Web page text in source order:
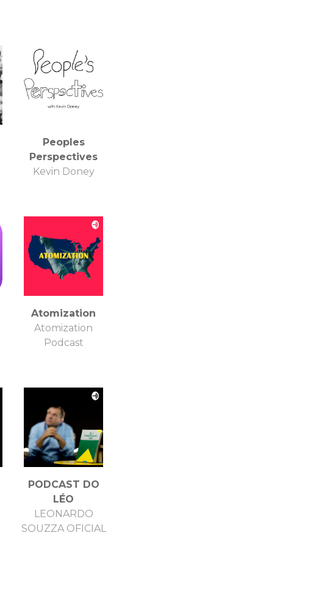
Peoples
Perspectives
Kevin Doney
Atomization
Atomization
Podcast
PODCAST DO
LÉO
LEONARDO
SOUZZA OFICIAL